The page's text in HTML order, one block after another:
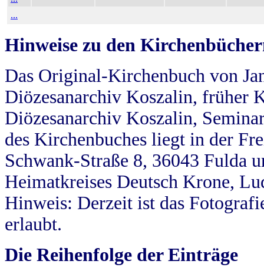
...
Hinweise zu den
Das Original-Kirchenbuch von
Diözesanarchiv Koszalin, früher
Diözesanarchiv Koszalin,
des Kirchenbuches liegt in der
Schwank-Straße 8, 36043 Fulda
Heimatkreises Deutsch Krone,
Hinweis: Derzeit ist das
erlaubt.
Die Reihenfolge der Einträge